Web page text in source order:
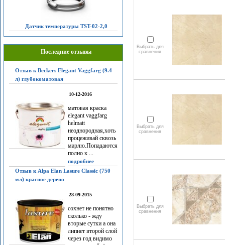
Датчик температуры TST-02-2,0
Последние отзывы
Отзыв к Beckers Elegant Vaggfarg (9.4
л) глубокоматовая
10-12-2016
матовая краска
elegant vaggfarg
helmatt
неоднородная,хоть
процеживай сквозь
марлю.Попадаются
полно к ...
подробнее
Отзыв к Alpa Elan Lasure Classic (750
мл) красное дерево
28-09-2015
сохнет не понятно
сколько - жду
вторые сутки а она
липнет второй слой
через год видимо
Выбрать для
сравнения
Выбрать для
сравнения
Выбрать для
сравнения